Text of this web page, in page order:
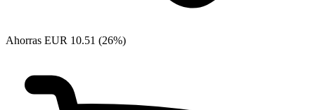
Ahorras EUR 10.51 (26%)